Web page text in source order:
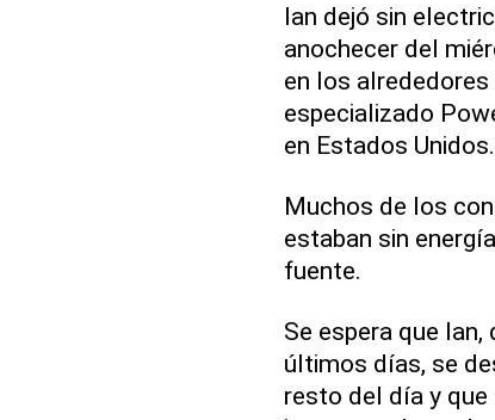
Ian dejó sin
anochecer del
en los
especializado
en Estados Unidos.
Muchos de los
estaban sin
fuente.
Se espera que
últimos días, se
resto del día y